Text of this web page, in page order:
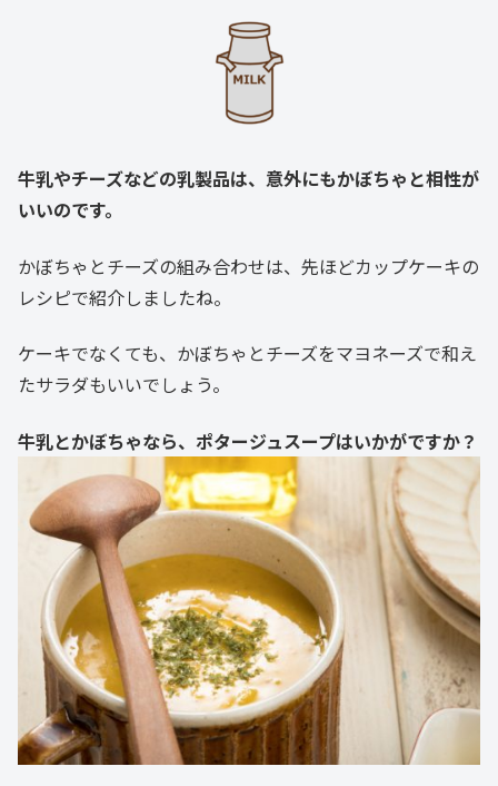
牛乳やチーズなどの乳製品は、意外にもかぼちゃと相性が
いいのです。
かぼちゃとチーズの組み合わせは、先ほどカップケーキの
レシピで紹介しましたね。
ケーキでなくても、かぼちゃとチーズをマヨネーズで和え
たサラダもいいでしょう。
牛乳とかぼちゃなら、ポタージュスープはいかがですか？